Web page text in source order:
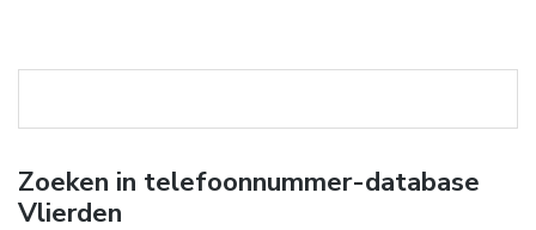
Zoeken in telefoonnummer-database
Vlierden